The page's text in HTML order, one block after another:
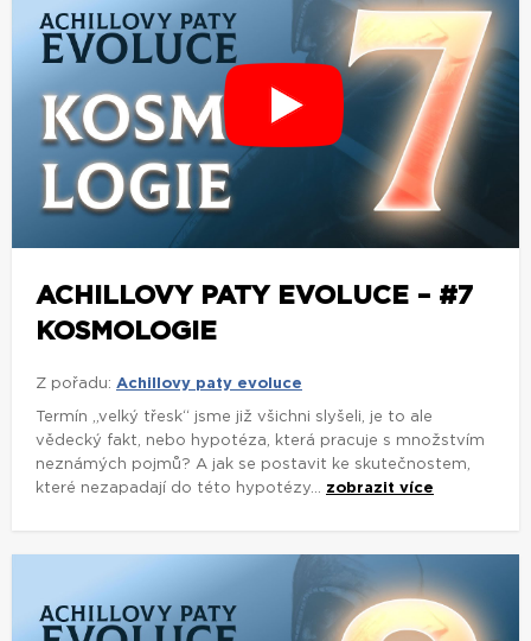
ACHILLOVY PATY EVOLUCE – #7
KOSMOLOGIE
Z pořadu: Achillovy paty evoluce
Termín „velký třesk“ jsme již všichni slyšeli, je to ale
vědecký fakt, nebo hypotéza, která pracuje s množstvím
neznámých pojmů? A jak se postavit ke skutečnostem,
které nezapadají do této hypotézy... zobrazit více